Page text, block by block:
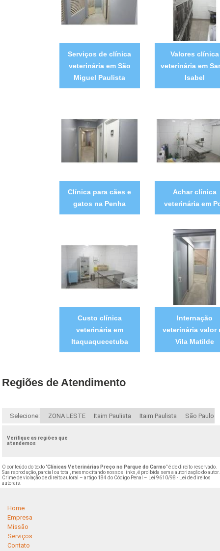
Serviços de clínica
veterinária em São
Miguel Paulista
Valores clínica
veterinária em
Isabel
Clínica para cães e
gatos na Penha
Achar clínica
veterinária em
Custo clínica
veterinária em
Itaquaquecetuba
Internação
veterinária valor
Vila Matilde
Regiões de Atendimento
Selecione: ZONA LESTE Itaim Paulista Itaim Paulista São Paulo
Verifique as regiões que
atendemos
O conteúdo do texto "Clínicas Veterinárias Preço no Parque do Carmo" é de direito reservado.
Sua reprodução, parcial ou total, mesmo citando nossos links, é proibida sem a autorização do autor.
Crime de violação de direito autoral – artigo 184 do Código Penal –
Lei 9610/98 - Lei de direitos
autorais
Home
Empresa
Missão
Serviços
Contato